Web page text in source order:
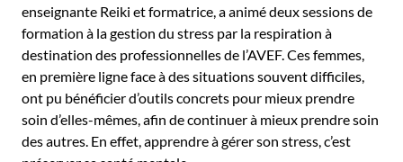
enseignante Reiki et formatrice, a animé deux sessions de
formation à la gestion du stress par la respiration à
destination des professionnelles de l’AVEF. Ces femmes,
en première ligne face à des situations souvent difficiles,
ont pu bénéficier d’outils concrets pour mieux prendre
soin d’elles-mêmes, afin de continuer à mieux prendre soin
des autres. En effet, apprendre à gérer son stress, c’est